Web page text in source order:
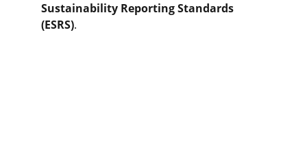
Sustainability Reporting Standards
(ESRS).